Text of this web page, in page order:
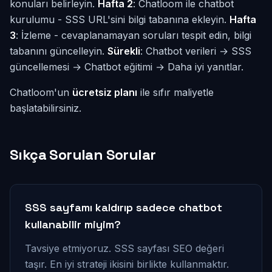
konuları belirleyin. Hafta 2: Chatloom ile chatbot
kurulumu - SSS URL'sini bilgi tabanına ekleyin. Hafta
3: İzleme - cevaplanamayan soruları tespit edin, bilgi
tabanını güncelleyin. Sürekli: Chatbot verileri → SSS
güncellemesi → Chatbot eğitimi → Daha iyi yanıtlar.
Chatloom'un ücretsiz planı ile sıfır maliyetle
başlatabilirsiniz.
Sıkça Sorulan Sorular
SSS sayfamı kaldırıp sadece chatbot
kullanabilir miyim?
Tavsiye etmiyoruz. SSS sayfası SEO değeri
taşır. En iyi strateji ikisini birlikte kullanmaktır.